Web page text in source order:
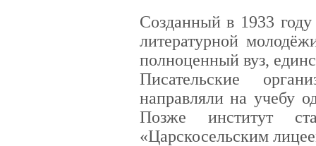
Созданный в 1933
литературной
полноценный вуз,
Писательские
направляли на учебу
Позже институт
«Царскосельским